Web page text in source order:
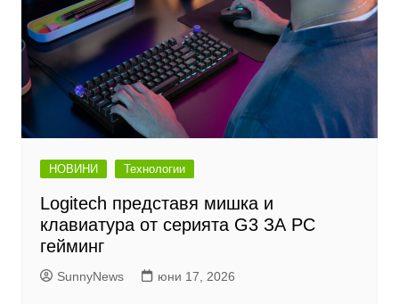
НОВИНИ Технологии
Logitech представя мишка и
клавиатура от серията G3 ЗА PC
гейминг
SunnyNews юни 17, 2026